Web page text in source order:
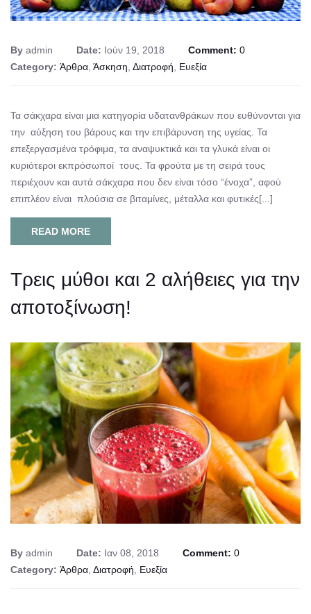
By admin Date: Ιούν 19, 2018 Comment: 0
Category: Άρθρα Άσκηση Διατροφή Ευεξία
Τα σάκχαρα είναι μια κατηγορία υδατανθράκων που ευθύνονται για
την αύξηση του βάρους και την επιβάρυνση της υγείας. Τα
επεξεργασμένα τρόφιμα, τα αναψυκτικά και τα γλυκά είναι οι
κυριότεροι εκπρόσωποί τους. Τα φρούτα με τη σειρά τους
περιέχουν και αυτά σάκχαρα που δεν είναι τόσο “ένοχα”, αφού
επιπλέον είναι πλούσια σε βιταμίνες, μέταλλα και φυτικές[...]
READ MORE
Tρεις μύθοι και 2 αλήθειες για την
αποτοξίνωση!
By admin Date: Ιαν 08, 2018 Comment: 0
Category: Άρθρα Διατροφή Ευεξία